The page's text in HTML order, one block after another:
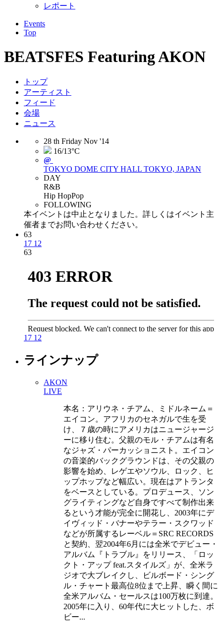
レポート
Events
Top
BEATSFES Featuring AKON
トップ
アーティスト
フィード
会場
ニュース
28 th Friday Nov '14
16/13°C
@
TOKYO DOME CITY HALL TOKYO, JAPAN
DAY
R&B
Hip HopPop
FOLLOWING
本イベントは中止となりました。詳しくはイベント主
催者までお問い合わせください。
63
17 12
63
17 12
ラインナップ
AKON
LIVE
本名：アリウネ・チアム、ミドルネーム＝
エイコン。アフリカのセネガルで生を受
け、７歳の時にアメリカはニュージャージ
ーに移り住む。父親のモル・チアムは有名
なジャズ・パーカッショニスト。エイコン
の音楽的バックグラウンドは、その父親の
影響を始め、レゲエやソウル、ロック、ヒ
ップホップなど幅広い。現在はアトランタ
をベースとしている。プロデュース、ソン
グライティングなど自身ですべて制作出来
るという才能が完全に開花し、2003年にデ
イヴィッド・バナーやテラー・スクワッド
などが所属するレーベル＝SRC RECORDS
と契約、翌2004年6月には全米でデビュー・
アルバム『トラブル』をリリース、「ロッ
クト・アップ feat.スタイルズ」が、全米ラ
ジオで大ブレイクし、ビルボード・シング
ル・チャート最高位8位まで上昇、瞬く間に
全米アルバム・セールスは100万枚に到達。
2005年に入り、60年代に大ヒットした、ボ
ビー...